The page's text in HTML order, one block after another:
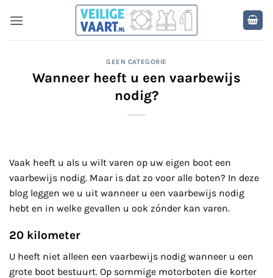
naar
inhoud
GEEN CATEGORIE
Wanneer heeft u een vaarbewijs
nodig?
Vaak heeft u als u wilt varen op uw eigen boot een
vaarbewijs nodig. Maar is dat zo voor alle boten? In deze
blog leggen we u uit wanneer u een vaarbewijs nodig
hebt en in welke gevallen u ook zónder kan varen.
20 kilometer
U heeft niet alleen een vaarbewijs nodig wanneer u een
grote boot bestuurt. Op sommige motorboten die korter